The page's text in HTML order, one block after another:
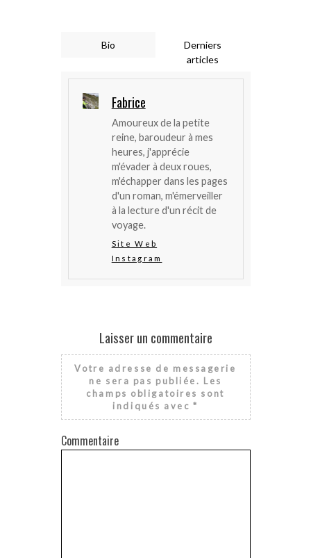
Bio
Derniers
articles
Fabrice
Amoureux de la petite
reine, baroudeur à mes
heures, j'apprécie
m'évader à deux roues,
m'échapper dans les pages
d'un roman, m'émerveiller
à la lecture d'un récit de
voyage.
Site Web
Instagram
Laisser un commentaire
Votre adresse de messagerie
ne sera pas publiée. Les
champs obligatoires sont
indiqués avec*
Commentaire